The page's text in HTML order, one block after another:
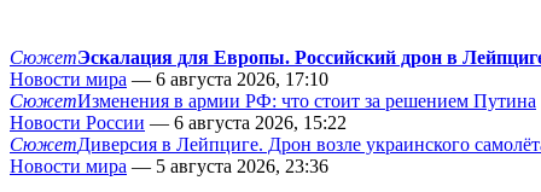
СюжетЭскалация для Европы. Российский дрон в
Новости мира — 6 августа 2026, 17:10
СюжетИзменения в армии РФ: что стоит за решением Путина
Новости России — 6 августа 2026, 15:22
СюжетДиверсия в Лейпциге. Дрон возле украинского
Новости мира — 5 августа 2026, 23:36